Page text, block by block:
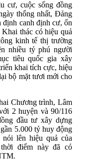
cư, cuộc sống đồng
thống nhất, Đảng
canh định cư, ổn
thác có hiệu quả
kinh tế thị trường
nhiều tỷ phú người
tiêu quốc gia xây
khai tích cực, hiệu
bộ mặt tươi mới cho
Chương trình, Lâm
2 huyện và 90/116
đầu tư xây dựng
5.000 tỷ huy động
lên hiệu quả của
điểm này đã có